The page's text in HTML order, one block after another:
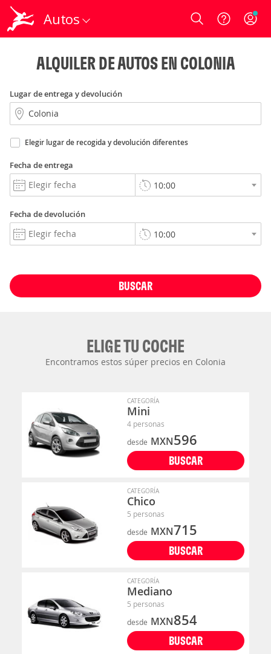
Autos Login
ALQUILER DE AUTOS EN COLONIA
Lugar de entrega y devolución
Elegir lugar de recogida y devolución diferentes
Fecha de entrega
Fecha de devolución
BUSCAR
ELIGE TU COCHE
Encontramos estos súper precios en Colonia
CATEGORÍA
Mini
4 personas
desde MXN596
BUSCAR
CATEGORÍA
Chico
5 personas
desde MXN715
BUSCAR
CATEGORÍA
Mediano
5 personas
desde MXN854
BUSCAR